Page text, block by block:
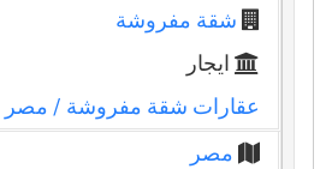
شقة مفروشة
ايجار
عقارات شقة مفروشة / مصر
مصر